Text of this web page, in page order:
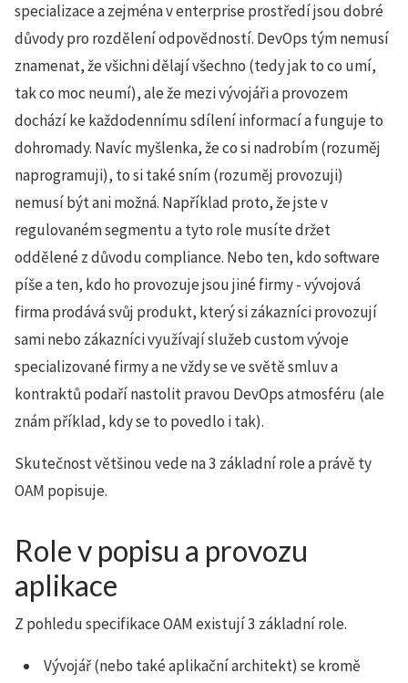
specializace a zejména v enterprise prostředí jsou dobré
důvody pro rozdělení odpovědností. DevOps tým nemusí
znamenat, že všichni dělají všechno (tedy jak to co umí,
tak co moc neumí), ale že mezi vývojáři a provozem
dochází ke každodennímu sdílení informací a funguje to
dohromady. Navíc myšlenka, že co si nadrobím (rozuměj
naprogramuji), to si také sním (rozuměj provozuji)
nemusí být ani možná. Například proto, že jste v
regulovaném segmentu a tyto role musíte držet
oddělené z důvodu compliance. Nebo ten, kdo software
píše a ten, kdo ho provozuje jsou jiné firmy - vývojová
firma prodává svůj produkt, který si zákazníci provozují
sami nebo zákazníci využívají služeb custom vývoje
specializované firmy a ne vždy se ve světě smluv a
kontraktů podaří nastolit pravou DevOps atmosféru (ale
znám příklad, kdy se to povedlo i tak).
Skutečnost většinou vede na 3 základní role a právě ty
OAM popisuje.
Role v popisu a provozu
aplikace
Z pohledu specifikace OAM existují 3 základní role.
Vývojář (nebo také aplikační architekt) se kromě